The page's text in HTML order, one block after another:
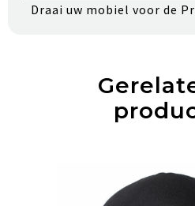
Draai uw mobiel voor de